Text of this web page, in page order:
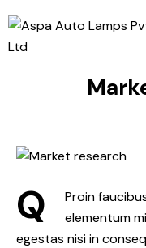
Q
Proin
elementum
egestas nisi in